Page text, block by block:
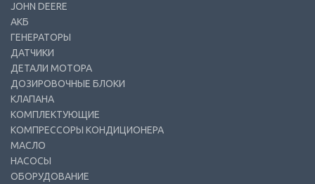
JOHN DEERE
АКБ
ГЕНЕРАТОРЫ
ДАТЧИКИ
ДЕТАЛИ МОТОРА
ДОЗИРОВОЧНЫЕ БЛОКИ
КЛАПАНА
КОМПЛЕКТУЮЩИЕ
КОМПРЕССОРЫ КОНДИЦИОНЕРА
МАСЛО
НАСОСЫ
ОБОРУДОВАНИЕ